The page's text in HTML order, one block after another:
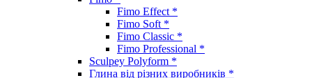
Fimo Effect *
Fimo Soft *
Fimo Classic *
Fimo Professional *
Sculpey Polyform *
Глина від різних виробників *